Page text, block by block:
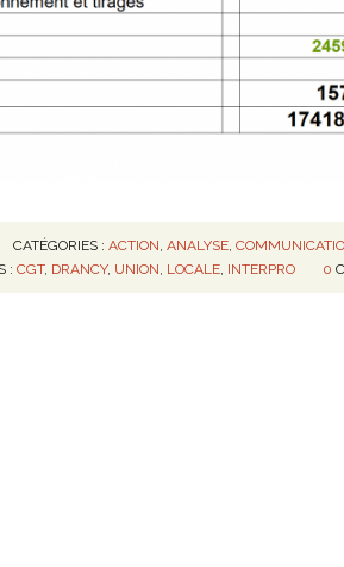
CATÉGORIES : ACTION ANALYSE,
:CGT, DRANCY, UNION LOCALE INTERPRO 0